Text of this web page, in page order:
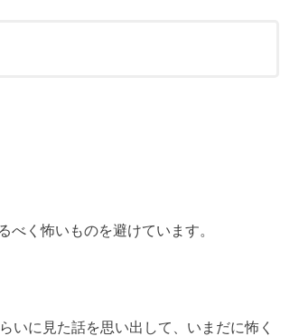
く怖いものを避けています。
いに見た話を思い出して、いまだに怖く